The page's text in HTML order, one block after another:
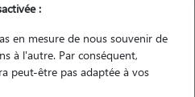
:
en mesure de nous souvenir de
à l'autre. Par conséquent,
peut-être pas adaptée à vos